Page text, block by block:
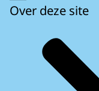
Over deze site